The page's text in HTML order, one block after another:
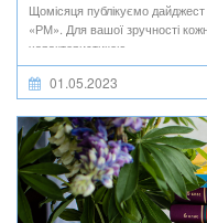
Щомісяця публікуємо
«РМ». Для вашої зручності
характеристикою.
01.05.2023